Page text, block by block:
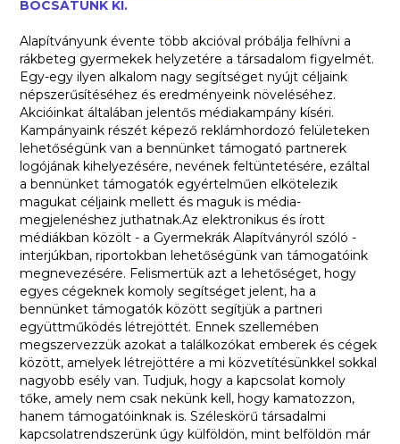
BOCSÁTUNK KI.
Alapítványunk évente több akcióval próbálja felhívni a
rákbeteg gyermekek helyzetére a társadalom figyelmét.
Egy-egy ilyen alkalom nagy segítséget nyújt céljaink
népszerűsítéséhez és eredményeink növeléséhez.
Akcióinkat általában jelentős médiakampány kíséri.
Kampányaink részét képező reklámhordozó felületeken
lehetőségünk van a bennünket támogató partnerek
logójának kihelyezésére, nevének feltüntetésére, ezáltal
a bennünket támogatók egyértelműen elkötelezik
magukat céljaink mellett és maguk is média-
megjelenéshez juthatnak.Az elektronikus és írott
médiákban közölt - a Gyermekrák Alapítványról szóló -
interjúkban, riportokban lehetőségünk van támogatóink
megnevezésére. Felismertük azt a lehetőséget, hogy
egyes cégeknek komoly segítséget jelent, ha a
bennünket támogatók között segítjük a partneri
együttműködés létrejöttét. Ennek szellemében
megszervezzük azokat a találkozókat emberek és cégek
között, amelyek létrejöttére a mi közvetítésünkkel sokkal
nagyobb esély van. Tudjuk, hogy a kapcsolat komoly
tőke, amely nem csak nekünk kell, hogy kamatozzon,
hanem támogatóinknak is. Széleskörű társadalmi
kapcsolatrendszerünk úgy külföldön, mint belföldön már